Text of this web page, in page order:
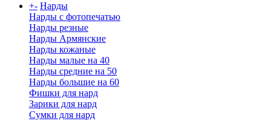
+- Нарды
Нарды с фотопечатью
Нарды резные
Нарды Армянские
Нарды кожаные
Нарды малые на 40
Нарды средние на 50
Нарды большие на 60
Фишки для нард
Зарики для нард
Сумки для нард